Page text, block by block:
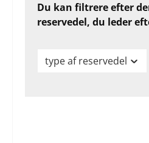
Du kan filtrere efter
reservedel, du leder
type af reservedel